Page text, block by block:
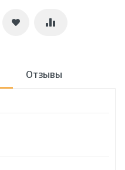
Отзывы